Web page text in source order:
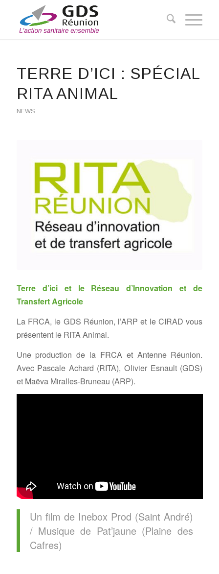
TERRE D’ICI : SPÉCIAL
RITA ANIMAL
NEWS
Terre d’ici et le Réseau d’Innovation et de
Transfert Agricole
La FRCA, le GDS Réunion, l’ARP et le CIRAD vous
présentent le RITA Animal.
Une production de la FRCA et Antenne Réunion.
Avec Pascale Achard (RITA), Olivier Esnault (GDS)
et Maëva Miralles-Bruneau (ARP).
Un film de Inebox Prod (Saint André)
/ Musique de Pat’jaune (Plaine des
Cafres)